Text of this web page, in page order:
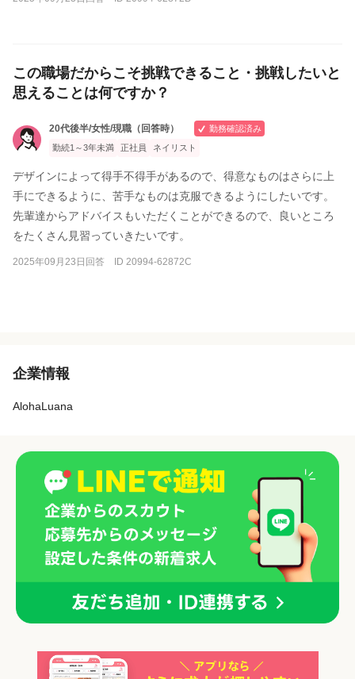
この職場だからこそ挑戦できること・挑戦したいと
思えることは何ですか？
20代後半/女性/現職（回答時）
勤務確認済み
勤続1～3年未満
正社員 ネイリスト
デザインによって得手不得手があるので、得意なものはさらに上
手にできるように、苦手なものは克服できるようにしたいです。
先輩達からアドバイスもいただくことができるので、良いところ
をたくさん見習っていきたいです。
2025年09月23日回答 ID 20994-62872C
企業情報
AlohaLuana